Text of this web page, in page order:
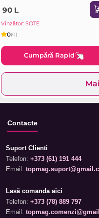
90 L
Vînzător: SOTE
0(0)
Cumpără Rapid
Contacte
Suport Clienti
Telefon: +373 (61) 191 444
Email:
Lasă comanda aici
Telefon: +373 (78) 889 797
Email: